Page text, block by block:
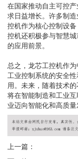
在国家推动自主可控
求日益增长。许多制
控机作为核心控制设
控机还积极参与智慧
的应用前景。
总之，龙芯工控机作
工业控制系统的安全
用。未来，随着技术
将在智能制造和工业
业迈向智能化和高质量
上一篇：